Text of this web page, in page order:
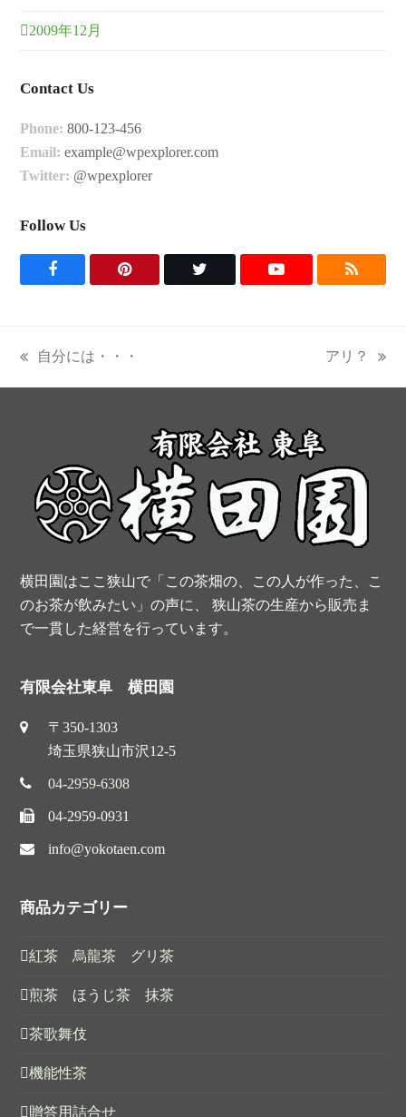
2009年12月
Contact Us
Phone: 800-123-456
Email: example@wpexplorer.com
Twitter: @wpexplorer
Follow Us
F
c
o
k
P
s
t
T
e
Y
b
R
previous
post:
自分には・・・
next
post:
アリ？
横田園はここ狭山で「この茶畑の、この人が作った、こ
のお茶が飲みたい」の声に、 狭山茶の生産から販売ま
で一貫した経営を行っています。
有限会社東阜 横田園
〒350-1303
埼玉県狭山市沢12-5
04-2959-6308
04-2959-0931
info@yokotaen.com
商品カテゴリー
紅茶 烏龍茶 グリ茶
煎茶 ほうじ茶 抹茶
茶歌舞伎
機能性茶
贈答用詰合せ